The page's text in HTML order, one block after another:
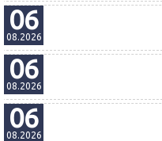
Ekipa zwierzaków
g. 16:00, Lubin
06
08.2026
SpiderMan: Całkiem
g. 16:30, Lubin
06
08.2026
Ojczyzna
g. 17:45, Lubin
06
08.2026